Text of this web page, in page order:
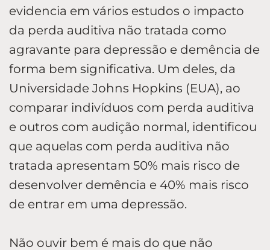
evidencia em vários estudos o impacto
da perda auditiva não tratada como
agravante para depressão e demência de
forma bem significativa. Um deles, da
Universidade Johns Hopkins (EUA), ao
comparar indivíduos com perda auditiva
e outros com audição normal, identificou
que aquelas com perda auditiva não
tratada apresentam 50% mais risco de
desenvolver demência e 40% mais risco
de entrar em uma depressão.
Não ouvir bem é mais do que não